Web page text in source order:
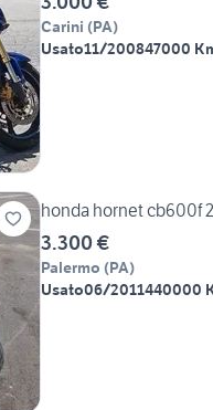
Carini (PA)
Usato11/200847000
honda hornet cb600f
3.300 €
Palermo (PA)
Usato06/2011440000